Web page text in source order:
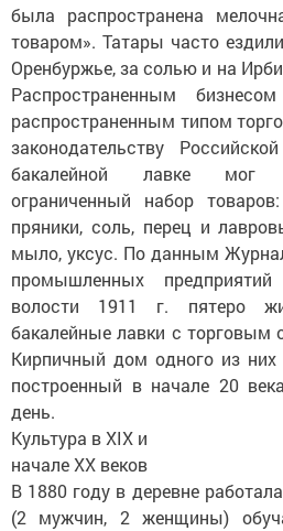
была распространена
товаром». Татары часто
Оренбуржье, за солью и на
Распространенным
распространенным типом
законодательству
бакалейной лавке мог
ограниченный набор
пряники, соль, перец и
мыло, уксус. По данным
промышленных
волости 1911 г. пятеро
бакалейные лавки с торговым
Кирпичный дом одного из них
построенный в начале 20
день.
Культура в XIX и
начале XX веков
В 1880 году в деревне
(2 мужчин, 2 женщины)